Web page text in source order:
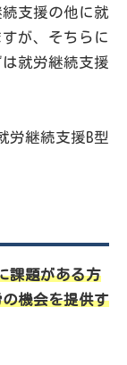
支援の他に就
が、そちらに
就労継続支援
労継続支援B型
課題がある方
機会を提供す